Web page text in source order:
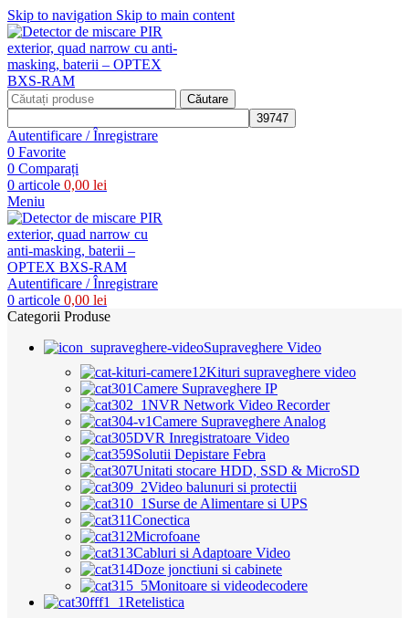
Skip to navigation Skip to main content
Căutare
Autentificare / Înregistrare
0 Favorite
0 Comparați
0 articole 0,00 lei
Meniu
Autentificare / Înregistrare
0 articole 0,00 lei
Categorii Produse
Supraveghere Video
Kituri supraveghere video
Camere Supraveghere IP
NVR Network Video Recorder
Camere Supraveghere Analog
DVR Inregistratoare Video
Solutii Depistare Febra
Unitati stocare HDD, SSD & MicroSD
Video balunuri si protectii
Surse de Alimentare si UPS
Conectica
Microfoane
Cabluri si Adaptoare Video
Doze jonctiuni si cabinete
Monitoare si videodecodere
Retelistica